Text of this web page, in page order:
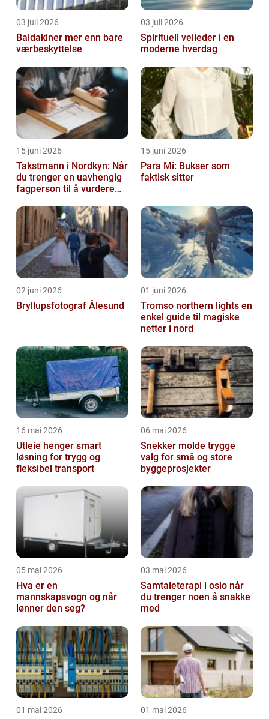
03 juli 2026
Baldakiner mer enn bare
værbeskyttelse
03 juli 2026
Spirituell veileder i en
moderne hverdag
15 juni 2026
Takstmann i Nordkyn: Når
du trenger en uavhengig
fagperson til å vurdere
15 juni 2026
Para Mi: Bukser som
faktisk sitter
02 juni 2026
Bryllupsfotograf Ålesund
01 juni 2026
Tromso northern lights en
enkel guide til magiske
netter i nord
16 mai 2026
Utleie henger smart
løsning for trygg og
fleksibel transport
06 mai 2026
Snekker molde trygge
valg for små og store
byggeprosjekter
05 mai 2026
Hva er en
mannskapsvogn og når
lønner den seg?
03 mai 2026
Samtaleterapi i oslo når
du trenger noen å snakke
med
01 mai 2026 01 mai 2026